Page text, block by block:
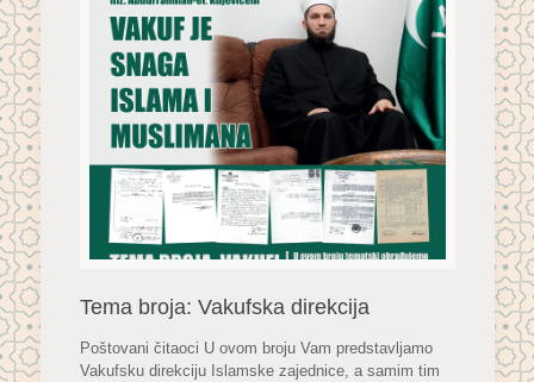
Tema broja: Vakufska direkcija
Poštovani čitaoci U ovom broju Vam predstavljamo
Vakufsku direkciju Islamske zajednice, a samim tim